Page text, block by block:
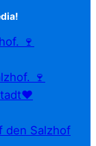
🍷
den Salzhof